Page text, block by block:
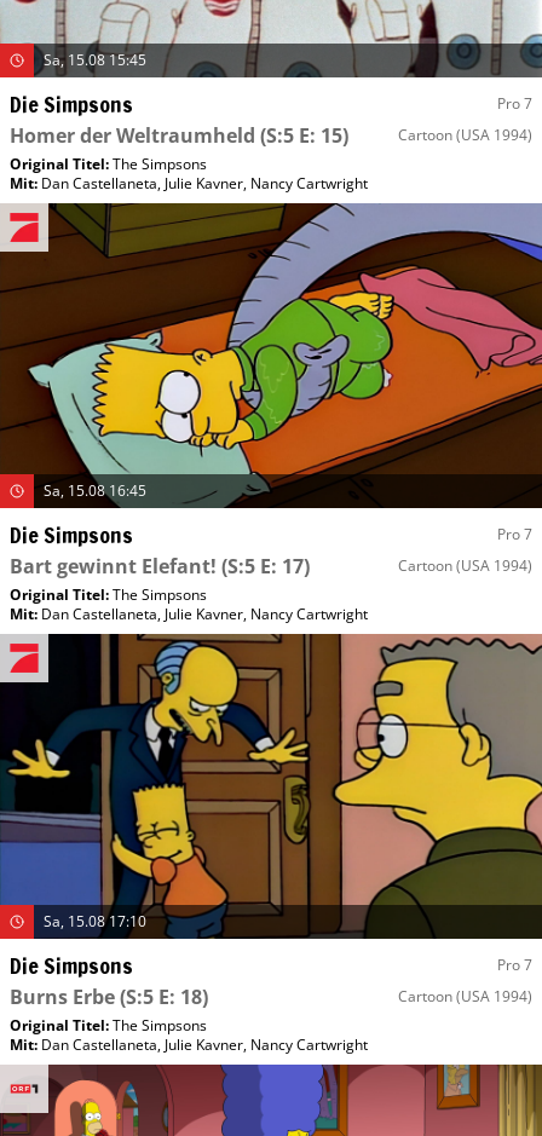
Sa, 15.08 15:45
Die Simpsons Pro 7
Homer der Weltraumheld (S:5 E: 15) Cartoon(USA 1994)
Original Titel:The Simpsons
Mit: Dan Castellaneta, Julie Kavner, Nancy Cartwright
Sa, 15.08 16:45
Die Simpsons Pro 7
Bart gewinnt Elefant! (S:5 E: 17) Cartoon(USA 1994)
Original Titel:The Simpsons
Mit: Dan Castellaneta, Julie Kavner, Nancy Cartwright
Sa, 15.08 17:10
Die Simpsons Pro 7
Burns Erbe(S:5 E: 18) Cartoon(USA 1994)
Original Titel:The Simpsons
Mit: Dan Castellaneta, Julie Kavner, Nancy Cartwright